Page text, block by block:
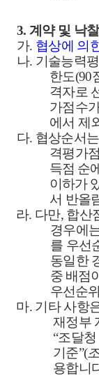
3. 계약 및 낙
가. 협상에 의
나. 기술능력
한도(90
격자로
가점수
에서 제
다. 협상순서
격평가
득점 순
이하가
서 반올
라. 다만, 합산
경우에
를 우선
동일한
중 배점
우선순
마. 기타 사항
재정부
“조달
기준”(
용합니